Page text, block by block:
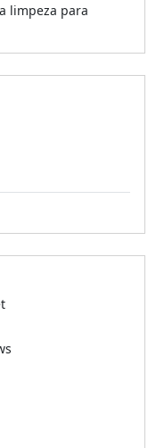
limpeza para